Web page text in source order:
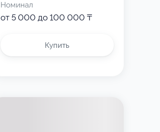
Номинал
от 5 000 до 100 000 ₸
Купить